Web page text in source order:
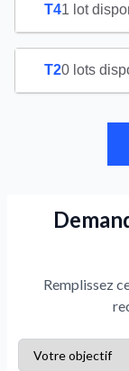
T41 lot
T20 lots
Remplissez